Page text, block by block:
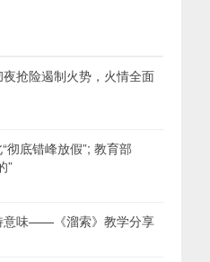
抢险遏制火势，火情全面
底错峰放假”; 教育部
”
意味——《溜索》教学分享